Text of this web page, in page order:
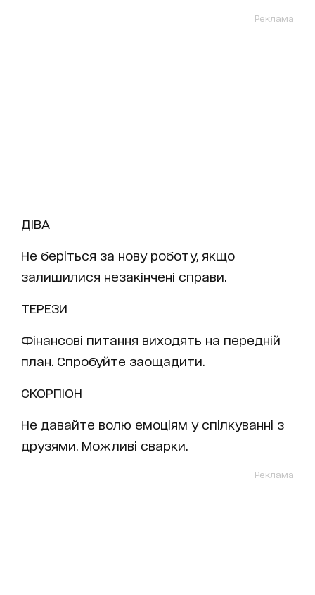
Реклама
ДІВА
Не беріться за нову роботу, якщо
залишилися незакінчені справи.
ТЕРЕЗИ
Фінансові питання виходять на передній
план. Спробуйте заощадити.
СКОРПІОН
Не давайте волю емоціям у спілкуванні з
друзями. Можливі сварки.
Реклама